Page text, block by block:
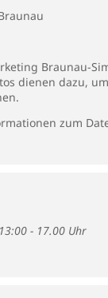
Braunau-
dienen dazu,
zum
- 17.00 Uhr